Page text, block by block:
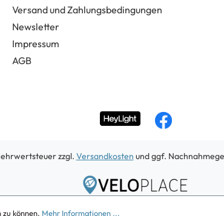
Versand und Zahlungsbedingungen
Newsletter
Impressum
AGB
zzgl. Versandkosten und ggf.
Copyright 2026
können. Mehr Informationen ...